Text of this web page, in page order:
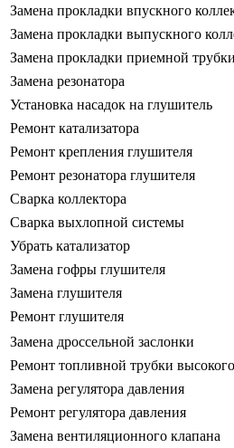
Замена прокладки впускного
Замена прокладки выпускного
Замена прокладки приемной трубки
Замена резонатора
Установка насадок на глушитель
Ремонт катализатора
Ремонт крепления глушителя
Ремонт резонатора глушителя
Сварка коллектора
Сварка выхлопной системы
Убрать катализатор
Замена гофры глушителя
Замена глушителя
Ремонт глушителя
Замена дроссельной заслонки
Ремонт топливной трубки
Замена регулятора давления
Ремонт регулятора давления
Замена вентиляционного клапана